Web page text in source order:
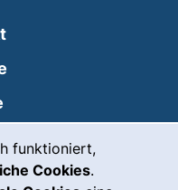
funktioniert,
Cookies.